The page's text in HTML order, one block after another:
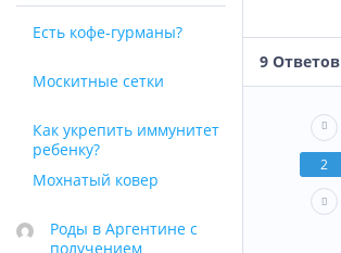
Есть кофе-гурманы?
Москитные сетки
Как укрепить иммунитет
ребенку?
Мохнатый ковер
Роды в Аргентине с
получением
9 Ответов
2